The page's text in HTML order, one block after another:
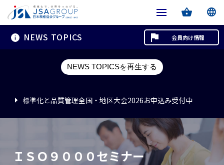
NEWS TOPICS
NEWS TOPICSを再生する
標準化と品質管理全国・地区大会2026お申込み受付中
標準化と品質管理全国・地区大会2026お申込み受付中
標準化と品質管理全国・地区大会2026お申込み受付中
会員向け情報
ＩＳＯ９０００セミナー